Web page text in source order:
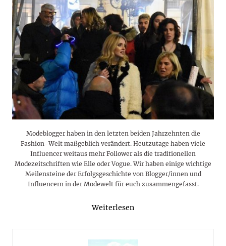
Modeblogger haben in den letzten beiden Jahrzehnten die
Fashion-Welt maßgeblich verändert. Heutzutage haben viele
Influencer weitaus mehr Follower als die traditionellen
Modezeitschriften wie Elle oder Vogue. Wir haben einige wichtige
Meilensteine der Erfolgsgeschichte von Blogger/innen und
Influencern in der Modewelt für euch zusammengefasst.
Weiterlesen